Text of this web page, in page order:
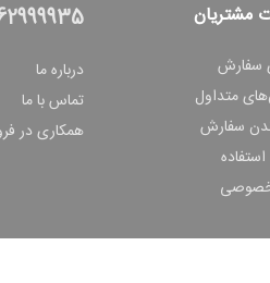
مشتریان
سفارش
متداول
سفارش
درباره ما
تماس با ما
همکاری در